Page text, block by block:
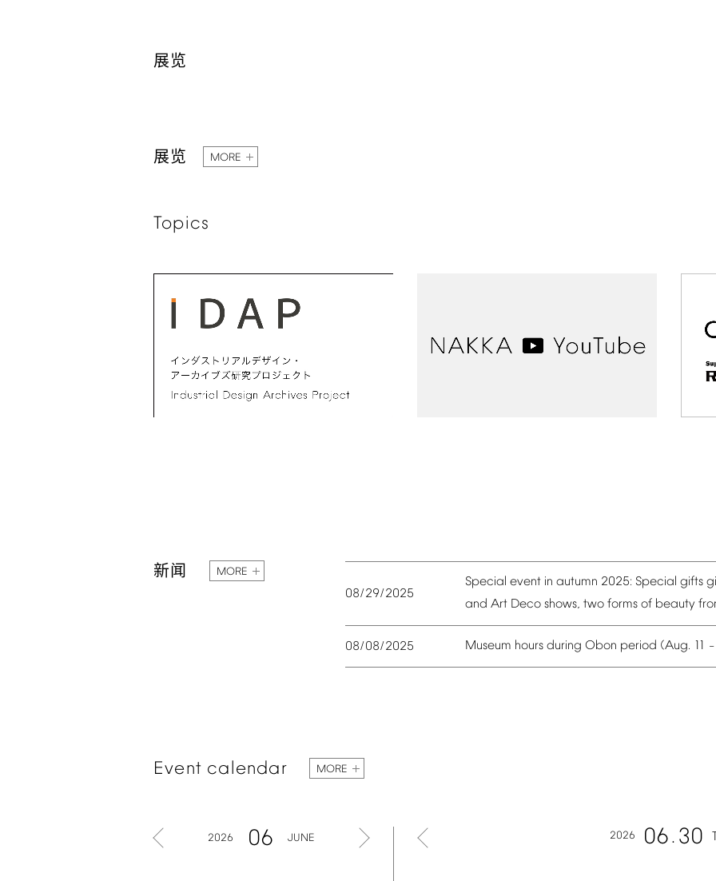
展览
展览 MORE
Topics
新闻 MORE
08/29/2025
Special event in autumn 2025: Special gifts
and Art Deco shows, two forms of beauty
08/08/2025 Museum hours during Obon period (Aug. 11
Event calendar MORE
2026 06 JUNE 2026 06 30